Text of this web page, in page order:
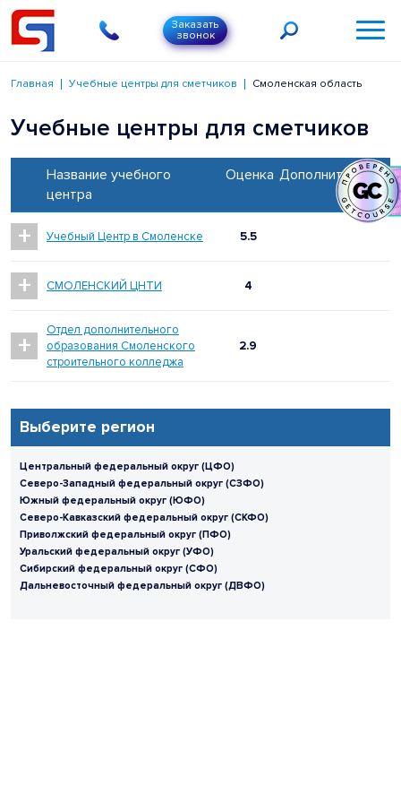
Заказать
звонок
Главная Учебные центры для сметчиков Смоленская область
Выберите регион
Центральный федеральный округ (ЦФО)
Северо-Западный федеральный округ (СЗФО)
Южный федеральный округ (ЮФО)
Северо-Кавказский федеральный округ (СКФО)
Приволжский федеральный округ (ПФО)
Уральский федеральный округ (УФО)
Сибирский федеральный округ (СФО)
Дальневосточный федеральный округ (ДВФО)
Учебные центры для сметчиков
Название учебного
центра
Оценка Дополнительно
+ Учебный Центр в Смоленске 5.5
+ СМОЛЕНСКИЙ ЦНТИ 4
+
Отдел дополнительного
образования Смоленского
строительного колледжа
2.9